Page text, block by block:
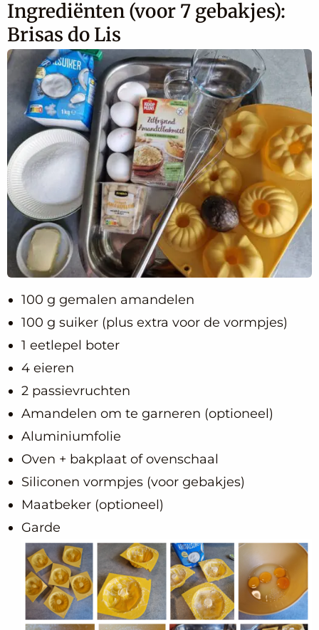
Ingrediënten (voor 7 gebakjes):
Brisas do Lis
100 g gemalen amandelen
100 g suiker (plus extra voor de vormpjes)
1 eetlepel boter
4 eieren
2 passievruchten
Amandelen om te garneren (optioneel)
Aluminiumfolie
Oven + bakplaat of ovenschaal
Siliconen vormpjes (voor gebakjes)
Maatbeker (optioneel)
Garde